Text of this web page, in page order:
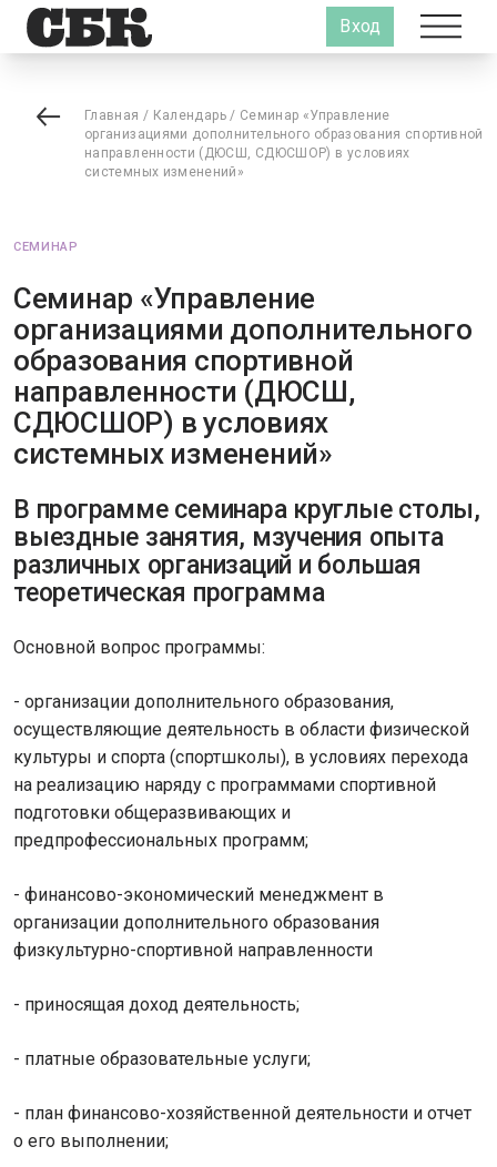
Вход
Главная / Календарь/ Семинар «Управление
организациями дополнительного образования спортивной
направленности (ДЮСШ, СДЮСШОР) в условиях
системных изменений»
СЕМИНАР
Семинар «Управление
организациями дополнительного
образования спортивной
направленности (ДЮСШ,
СДЮСШОР) в условиях
системных изменений»
В программе семинара круглые столы,
выездные занятия, мзучения опыта
различных организаций и большая
теоретическая программа
Основной вопрос программы:
- организации дополнительного образования,
осуществляющие деятельность в области физической
культуры и спорта (спортшколы), в условиях перехода
на реализацию наряду с программами спортивной
подготовки общеразвивающих и
предпрофессиональных программ;
- финансово-экономический менеджмент в
организации дополнительного образования
физкультурно-спортивной направленности
- приносящая доход деятельность;
- платные образовательные услуги;
- план финансово-хозяйственной деятельности и отчет
о его выполнении;